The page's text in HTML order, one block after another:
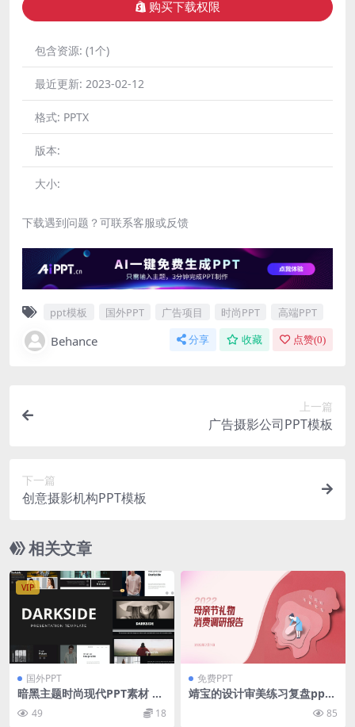
购买下载权限
包含资源: (1个)
最近更新: 2023-02-12
格式: PPTX
版本:
大小:
下载遇到问题？可联系客服或反馈
ppt模板 国外PPT 广告项目 时尚PPT 高端PPT
Behance 分享 收藏 点赞(0)
上一篇
广告摄影公司PPT模板
下一篇
创意摄影机构PPT模板
相关文章
VIP
国外PPT
暗黑主题时尚现代PPT素材 Da
rkSide Presentation Templ
ate49 18
免费PPT
靖宝的设计审美练习复盘ppt
85